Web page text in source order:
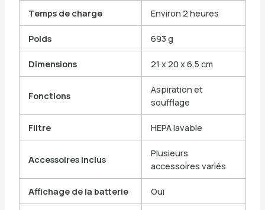
Temps de charge Environ 2 heures
Poids 693 g
Dimensions 21 x 20 x 6,5 cm
Fonctions
Aspiration et
soufflage
Filtre HEPA lavable
Accessoires inclus
Plusieurs
accessoires variés
Affichage de la batterie Oui